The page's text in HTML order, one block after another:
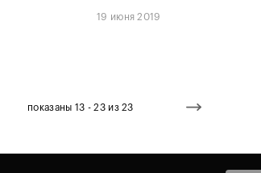
19 июня 2019
показаны 13 - 23 из 23